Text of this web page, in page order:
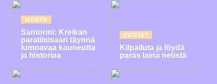
MUOTO
Santorini: Kreikan
paratiisisaari täynnä
lumoavaa kauneutta
ja historiaa
UUTISET
Kilpailuta ja löydä
paras laina netistä